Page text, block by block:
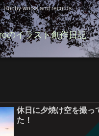
Hobby works and records
のイラスト創作日記
休日に夕焼け空を撮っ
た！